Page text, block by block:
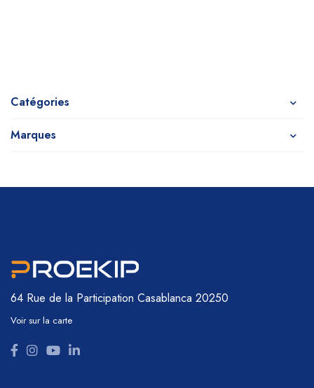
Catégories
Marques
64 Rue de la Participation Casablanca 20250
Voir sur la carte